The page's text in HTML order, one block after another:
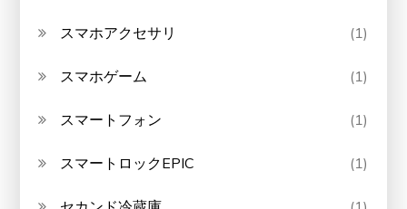
スマホアクセサリ (1)
スマホゲーム (1)
スマートフォン (1)
スマートロックEPIC (1)